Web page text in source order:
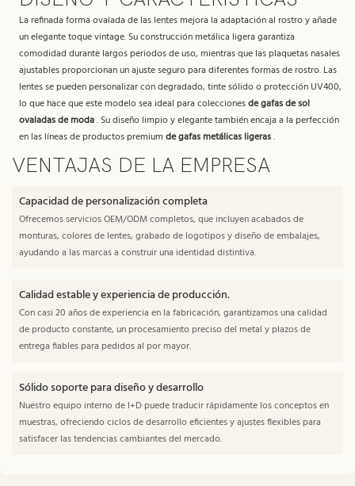
La refinada forma ovalada de las lentes mejora la adaptación al rostro y añade
un elegante toque vintage. Su construcción metálica ligera garantiza
comodidad durante largos periodos de uso, mientras que las plaquetas nasales
ajustables proporcionan un ajuste seguro para diferentes formas de rostro. Las
lentes se pueden personalizar con degradado, tinte sólido o protección UV400,
lo que hace que este modelo sea ideal para coleccionesde gafas de sol
ovaladas de moda. Su diseño limpio y elegante también encaja a la perfección
en las líneas de productos premium de gafas metálicas ligeras.
VENTAJAS DE LA EMPRESA
Capacidad de personalización completa
Ofrecemos servicios OEM/ODM completos, que incluyen acabados de
monturas, colores de lentes, grabado de logotipos y diseño de embalajes,
ayudando a las marcas a construir una identidad distintiva.
Calidad estable y experiencia de producción.
Con casi 20 años de experiencia en la fabricación, garantizamos una calidad
de producto constante, un procesamiento preciso del metal y plazos de
entrega fiables para pedidos al por mayor.
Sólido soporte para diseño y desarrollo
Nuestro equipo interno de I+D puede traducir rápidamente los conceptos en
muestras, ofreciendo ciclos de desarrollo eficientes y ajustes flexibles para
satisfacer las tendencias cambiantes del mercado.